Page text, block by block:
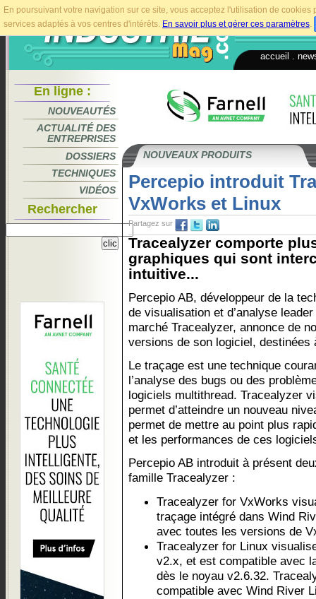
En poursuivant votre navigation sur ce site, vous acceptez l'utilisation de
services adaptés à vos centres d'intérêts. En savoir plus et gérer ces paramètres.
accueil
En ligne :
NOUVEAUTÉS
ACTUALITÉ DES
ENTREPRISES
DOSSIERS
TECHNIQUES
VIDÉOS
Rechercher
NOUVEAUX PRODUITS
Percepio introduit
VxWorks et Linux
Partagez sur
Tracealyzer comporte
graphiques qui sont
intuitive...
Percepio AB, développeur de la
de visualisation et d’analyse leader
marché Tracealyzer, annonce de
versions de son logiciel, destinées
Le traçage est une technique
l’analyse des bugs ou des
logiciels multithread. Tracealyzer
permet d’atteindre un nouveau
permet de mettre au point plus
et les performances de ces
Percepio AB introduit à présent
famille Tracealyzer :
Tracealyzer for VxWorks
traçage intégré dans Wind
avec toutes les versions de
Tracealyzer for Linux
v2.x, et est compatible avec
dès le noyau v2.6.32.
compatible avec Wind River